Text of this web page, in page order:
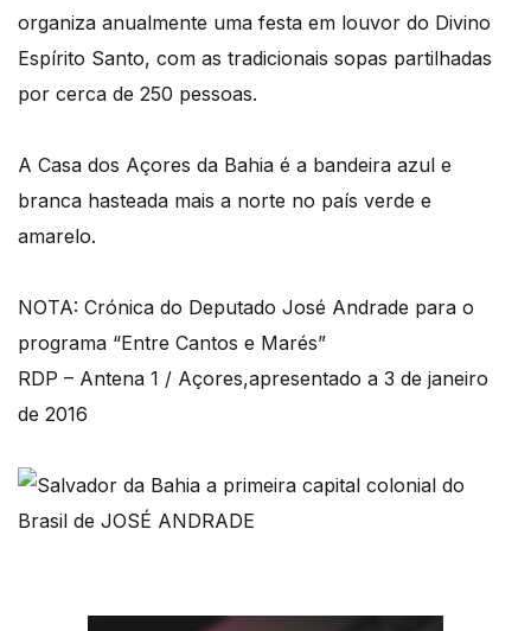
organiza anualmente uma festa em louvor do Divino
Espírito Santo, com as tradicionais sopas partilhadas
por cerca de 250 pessoas.
A Casa dos Açores da Bahia é a bandeira azul e
branca hasteada mais a norte no país verde e
amarelo.
NOTA: Crónica do Deputado José Andrade para o
programa “Entre Cantos e Marés”
RDP – Antena 1 / Açores,apresentado a 3 de janeiro
de 2016